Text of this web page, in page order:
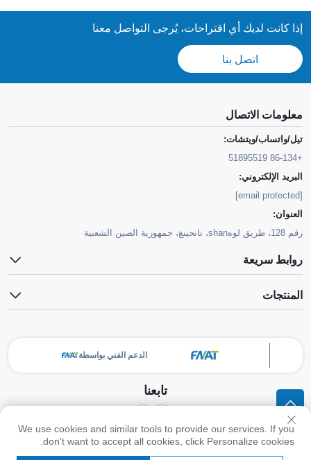
إذا كانت لديك أي اقتراحات، يُرجى التواصل معنا
اتصل بنا
معلومات الاتصال
تيل/واتساب/ويتشات:
+86-134 51895519
البريد الإلكتروني:
[email protected]
العنوان:
رقم 128، طريق لوهshan، نانجينغ، جمهورية الصين الشعبية
روابط سريعة
المنتجات
الدعم الفني بواسطة
تابعنا
حقوق الطبع والنشر © شركة نانجينغ FNAT الكيميائية المحدودة. جميع الحقوق محفوظة
-سياسة الخصوصية
We use cookies and similar tools to provide our services. If you
don't want to accept all cookies, click Personalize cookies.